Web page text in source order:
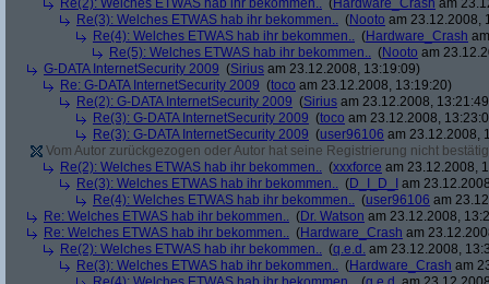
Re(2): Welches ETWAS hab ihr bekommen.. (Hardware_Crash am
Re(3): Welches ETWAS hab ihr bekommen.. (Nooto am 23.12.2008,
Re(4): Welches ETWAS hab ihr bekommen.. (Hardware_Crash
Re(5): Welches ETWAS hab ihr bekommen.. (Nooto am
G-DATA InternetSecurity 2009 (Sirius am 23.12.2008, 13:19:09)
Re: G-DATA InternetSecurity 2009 (toco am 23.12.2008, 13:19:20)
Re(2): G-DATA InternetSecurity 2009 (Sirius am 23.12.2008,
Re(3): G-DATA InternetSecurity 2009 (toco am 23.12.2008,
Re(3): G-DATA InternetSecurity 2009 (user96106 am 23.12.2008,
Vom Autor zurückgezogen oder Autor hat seine Registrierung nicht
Re(2): Welches ETWAS hab ihr bekommen.. (xxxforce am 23.12.2008,
Re(3): Welches ETWAS hab ihr bekommen.. (D_I_D_I
am
Re(4): Welches ETWAS hab ihr bekommen.. (user96106 am
Re: Welches ETWAS hab ihr bekommen.. (Dr. Watson am 23.12.2008,
Re: Welches ETWAS hab ihr bekommen.. (Hardware_Crash am
Re(2): Welches ETWAS hab ihr bekommen.. (q.e.d. am 23.12.2008,
Re(3): Welches ETWAS hab ihr bekommen.. (Hardware_Crash am